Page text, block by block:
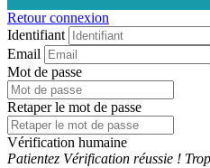
Retour connexion
Identifiant
Email
Mot de passe
Retaper le mot de passe
Vérification humaine
Patientez Vérification réussie !